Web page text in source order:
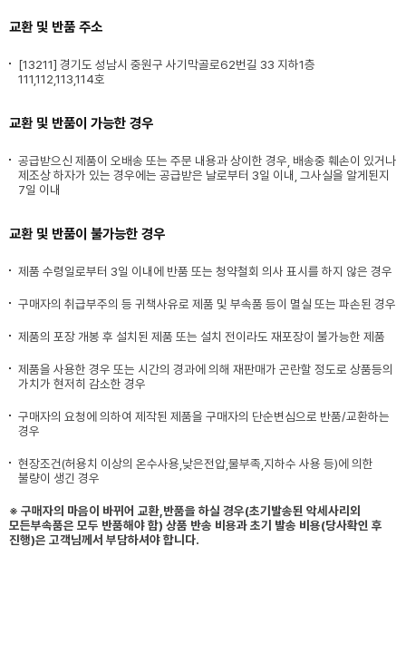
교환 및 반품 주소
[13211] 경기도 성남시 중원구 사기막골로62번길 33 지하1층
111,112,113,114호
교환 및 반품이 가능한 경우
공급받으신 제품이 오배송 또는 주문 내용과 상이한 경우, 배송중 훼손이 있거나
제조상 하자가 있는 경우에는 공급받은 날로부터 3일 이내, 그사실을 알게된지
7일 이내
교환 및 반품이 불가능한 경우
제품 수령일로부터 3일 이내에 반품 또는 청약철회 의사 표시를 하지 않은 경우
구매자의 취급부주의 등 귀책사유로 제품 및 부속품 등이 멸실 또는 파손된 경우
제품의 포장 개봉 후 설치된 제품 또는 설치 전이라도 재포장이 불가능한 제품
제품을 사용한 경우 또는 시간의 경과에 의해 재판매가 곤란할 정도로 상품등의
가치가 현저히 감소한 경우
구매자의 요청에 의하여 제작된 제품을 구매자의 단순변심으로 반품/교환하는
경우
현장조건(허용치 이상의 온수사용,낮은전압,물부족,지하수 사용 등)에 의한
불량이 생긴 경우
※ 구매자의 마음이 바뀌어 교환,반품을 하실 경우(초기발송된 악세사리외
모든부속품은 모두 반품해야 함) 상품 반송 비용과 초기 발송 비용(당사확인 후
진행)은 고객님께서 부담하셔야 합니다.